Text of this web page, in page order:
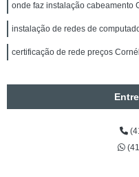
onde faz instalação cabeamento
instalação de redes de
certificação de rede preços